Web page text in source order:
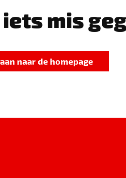
mis
naar de homepage